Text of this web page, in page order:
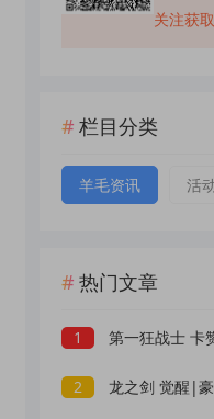
关注获
栏目分类
羊毛资讯 活
热门文章
1 第一狂战士 卡
2 龙之剑 觉醒|